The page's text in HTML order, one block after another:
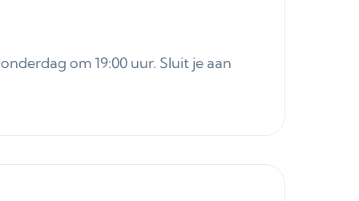
om 19:00 uur. Sluit je aan